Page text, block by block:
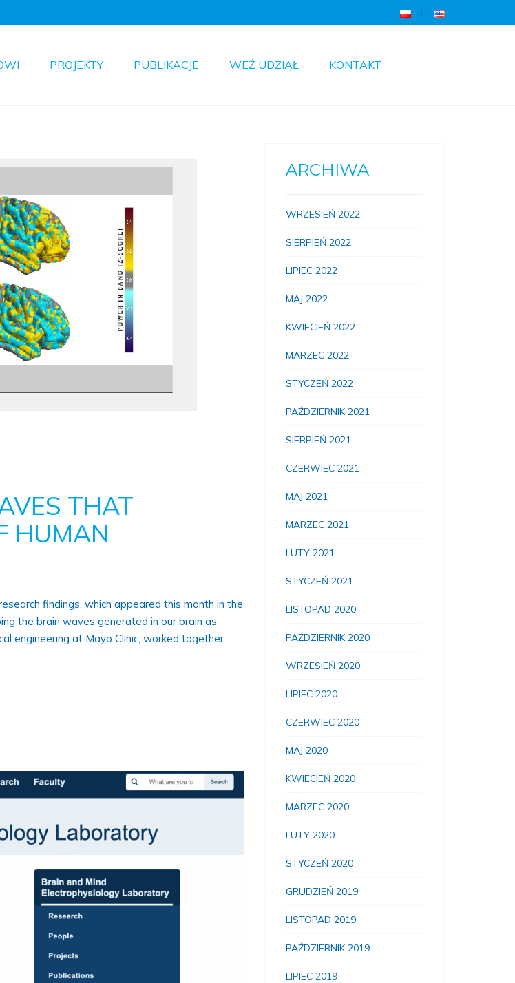
PROJEKTY PUBLIKACJE WEŹ UDZIAŁ KONTAKT
THAT
HUMAN
findings, which appeared this month in the
the brain waves generated in our brain as
engineering at Mayo Clinic, worked together
ARCHIWA
WRZESIEŃ 2022
SIERPIEŃ 2022
LIPIEC 2022
MAJ 2022
KWIECIEŃ 2022
MARZEC 2022
STYCZEŃ 2022
PAŹDZIERNIK 2021
SIERPIEŃ 2021
CZERWIEC 2021
MAJ 2021
MARZEC 2021
LUTY 2021
STYCZEŃ 2021
LISTOPAD 2020
PAŹDZIERNIK 2020
WRZESIEŃ 2020
LIPIEC 2020
CZERWIEC 2020
MAJ 2020
KWIECIEŃ 2020
MARZEC 2020
LUTY 2020
STYCZEŃ 2020
GRUDZIEŃ 2019
LISTOPAD 2019
PAŹDZIERNIK 2019
LIPIEC 2019